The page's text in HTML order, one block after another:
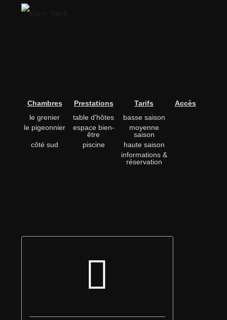
Chambres Prestations Tarifs
Accès
le grenier
table d'hôtes
basse saison
le pigeonnier
espace bien-
être
moyenne
saison
côté sud
piscine
haute saison
informations &
réservation